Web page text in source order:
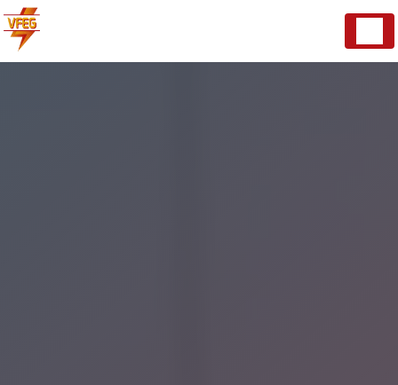
Panneau de gestion des cookies